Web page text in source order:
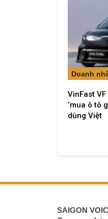
VinFast
‘mua ô tô
dùng Việt
SAIGON